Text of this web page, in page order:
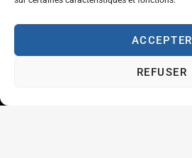
ACCEPTER
REFUSER
Courtoisie et coopération